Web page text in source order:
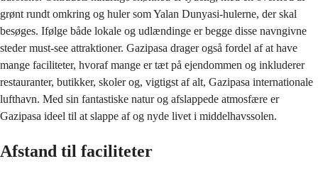
grønt rundt omkring og huler som Yalan Dunyasi-hulerne, der skal
besøges. Ifølge både lokale og udlændinge er begge disse navngivne
steder must-see attraktioner. Gazipasa drager også fordel af at have
mange faciliteter, hvoraf mange er tæt på ejendommen og inkluderer
restauranter, butikker, skoler og, vigtigst af alt, Gazipasa internationale
lufthavn. Med sin fantastiske natur og afslappede atmosfære er
Gazipasa ideel til at slappe af og nyde livet i middelhavssolen.
Afstand til faciliteter